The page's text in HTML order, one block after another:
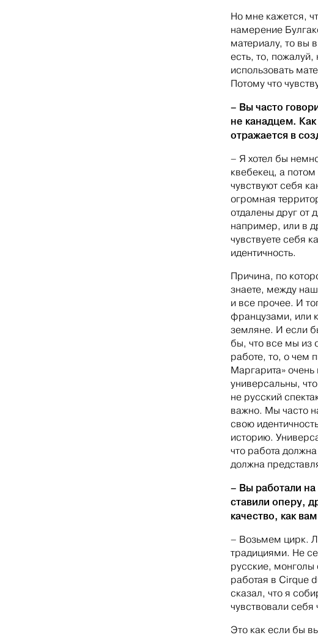
Но мне кажется,
намерение
материалу, то вы
есть, то,
использовать
Потому что
– Вы часто
не канадцем.
отражается в
– Я хотел бы
квебекец, а
чувствуют себя
огромная
отдалены друг от
например, или в
чувствуете себя
идентичность.
Причина, по
знаете, между
и все прочее. И
французами, или
земляне. И если
бы, что все мы из
работе, то, о чем
Маргарита»
универсальны,
не русский
важно. Мы часто
свою
историю.
что работа
должна
– Вы работали на
ставили оперу,
качество, как
– Возьмем цирк.
традициями. Не
русские, монголы
работая в Cirque
сказал, что я
чувствовали
Это как если бы